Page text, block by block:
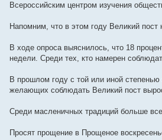
Всероссийским центром изучения
Напомним, что в этом году Великий пост
В ходе опроса выяснилось, что 18
недели. Среди тех, кто намерен
В прошлом году с той или иной степенью
желающих соблюдать Великий пост
Среди масленичных традиций больше
Просят прощение в Прощеное